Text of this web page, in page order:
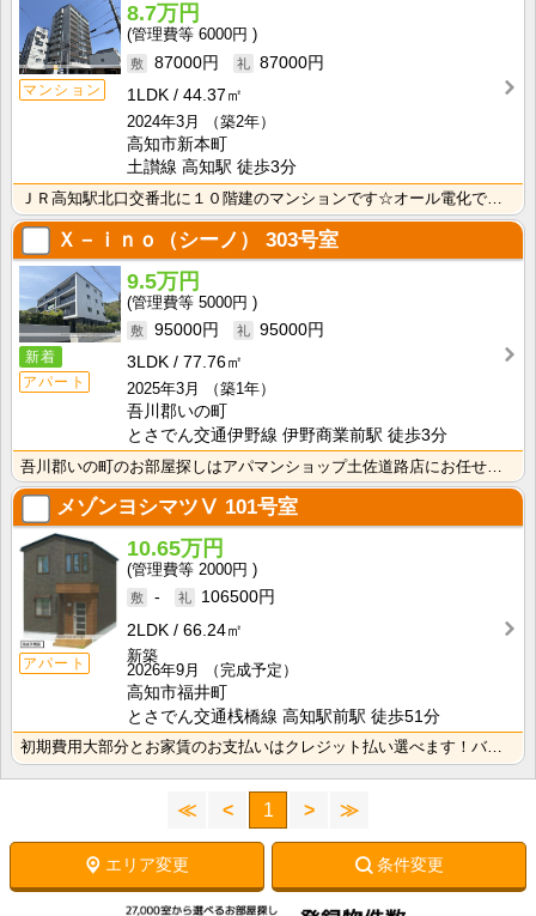
マンション
8.7万円
6000円
87000円
87000円
1LDK
44.37㎡
2024年3月
（築2年）
高知市新本町
土讃線 高知駅 徒歩3分
Ｘ－ｉｎｏ（シーノ） 303号室
新着
アパート
9.5万円
5000円
95000円
95000円
3LDK
77.76㎡
2025年3月
（築1年）
吾川郡いの町
とさでん交通伊野線 伊野商業前駅 徒歩3分
メゾンヨシマツⅤ 101号室
アパート
10.65万円
2000円
-
106500円
2LDK
66.24㎡
新築
2026年9月
（完成予定）
高知市福井町
とさでん交通桟橋線 高知駅前駅 徒歩51分
初期費用大部分とお家賃のお支払いはクレジット払い選べます！バス・トイレ別なので、ゆったり湯船に浸かれ･･･
≪ < 1 > ≫
エリア変更 条件変更